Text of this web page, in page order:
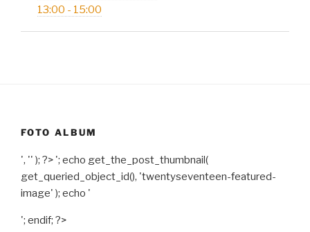
13:00 - 15:00
FOTO ALBUM
', '' ); ?> '; echo get_the_post_thumbnail(
get_queried_object_id(), 'twentyseventeen-featured-
image' ); echo '
'; endif; ?>